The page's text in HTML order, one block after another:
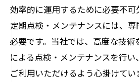
効率的に運用するために必要不
定期点検・メンテナンスには、
必要です。当社では、高度な技術
による点検・メンテナンスを行
ご利用いただけるよう心掛けてい